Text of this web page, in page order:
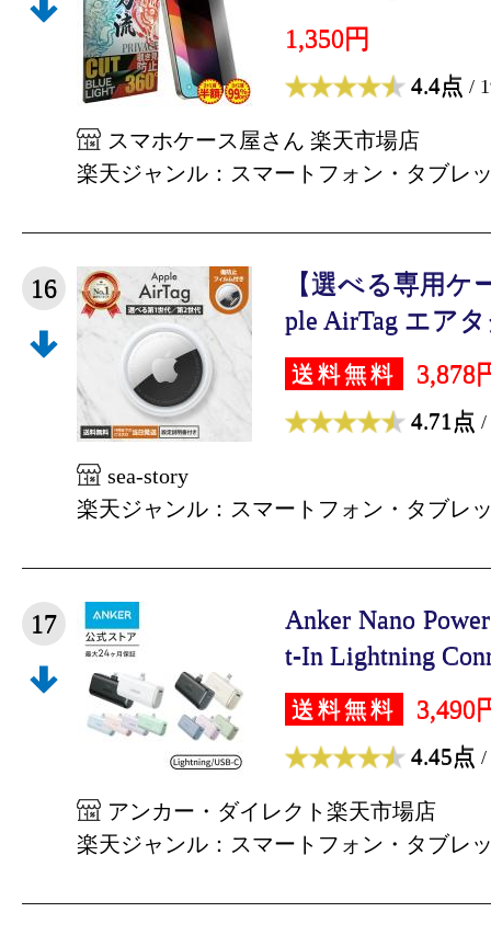
1,350円
4.4点 /
スマホケース屋さん 楽天市場店
楽天ジャンル：スマートフォン・タブレ
16
【選べる専用ケ
ple AirTag エア
送料無料 3,878
4.71点 /
sea-story
楽天ジャンル：スマートフォン・タブレ
17
Anker Nano
t-In Lightning
送料無料 3,490
4.45点 /
アンカー・ダイレクト楽天市場店
楽天ジャンル：スマートフォン・タブレ